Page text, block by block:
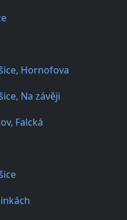
Hornofova
Na závěji
Falcká